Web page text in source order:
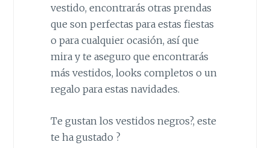
vestido, encontrarás otras prendas
que son perfectas para estas fiestas
o para cualquier ocasión, así que
mira y te aseguro que encontrarás
más vestidos, looks completos o un
regalo para estas navidades.
Te gustan los vestidos negros?, este
te ha gustado ?